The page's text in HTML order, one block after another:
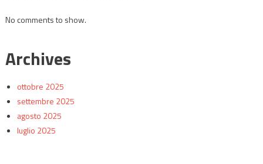
No comments to show.
Archives
ottobre 2025
settembre 2025
agosto 2025
luglio 2025